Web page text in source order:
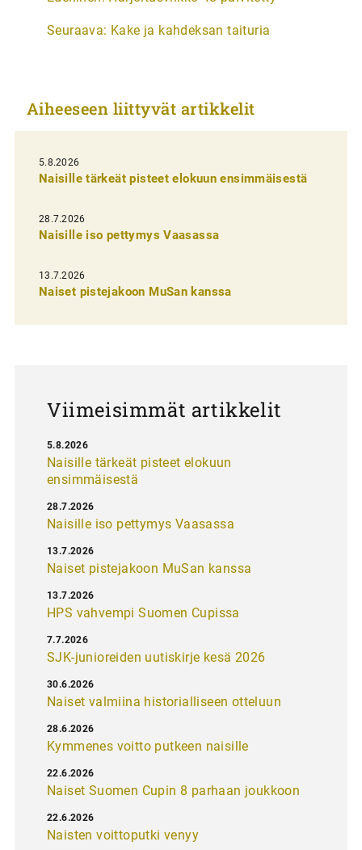
t
k
e
l
i
e
n
e
Seuraava: Kake ja kahdeksan taituria
Aiheeseen liittyvät artikkelit
5.8.2026
Naisille tärkeät pisteet elokuun ensimmäisestä
28.7.2026
Naisille iso pettymys Vaasassa
13.7.2026
Naiset pistejakoon MuSan kanssa
Viimeisimmät artikkelit
Naisille tärkeät pisteet elokuun
ensimmäisestä
5.8.2026
Naisille iso pettymys Vaasassa
28.7.2026
Naiset pistejakoon MuSan kanssa
13.7.2026
HPS vahvempi Suomen Cupissa
13.7.2026
SJK-junioreiden uutiskirje kesä 2026
7.7.2026
Naiset valmiina historialliseen otteluun
30.6.2026
Kymmenes voitto putkeen naisille
28.6.2026
Naiset Suomen Cupin 8 parhaan joukkoon
22.6.2026
Naisten voittoputki venyy
22.6.2026